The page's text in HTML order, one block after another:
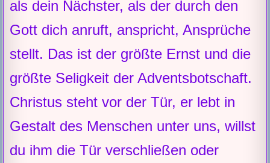
als dein Nächster, als der durch den
Gott dich anruft, anspricht, Ansprüche
stellt. Das ist der größte Ernst und die
größte Seligkeit der Adventsbotschaft.
Christus steht vor der Tür, er lebt in
Gestalt des Menschen unter uns, willst
du ihm die Tür verschließen oder